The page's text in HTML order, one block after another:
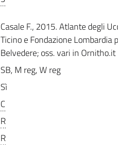
Casale F., 2015. Atlante degli
Ticino e Fondazione Lombardia
Belvedere; oss. vari in Ornitho.it
SB, M reg, W reg
Sì
C
R
R